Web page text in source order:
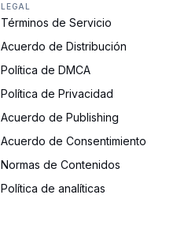
LEGAL
Términos de Servicio
Acuerdo de Distribución
Política de DMCA
Política de Privacidad
Acuerdo de Publishing
Acuerdo de Consentimiento
Normas de Contenidos
Política de analíticas